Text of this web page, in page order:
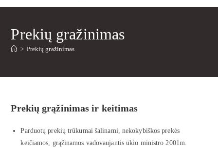
Prekių gražinimas
> Prekių gražinimas
Prekių grąžinimas ir keitimas
Parduotų prekių trūkumai šalinami, nekokybiškos prekės
keičiamos, grąžinamos vadovaujantis ūkio ministro 2001m.